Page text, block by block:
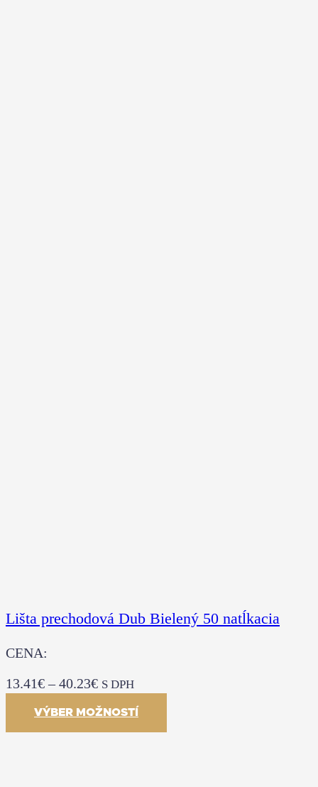
Lišta prechodová Dub Bielený 50 natĺkacia
CENA:
13.41€–40.23€ S DPH
VÝBER MOŽNOSTÍ